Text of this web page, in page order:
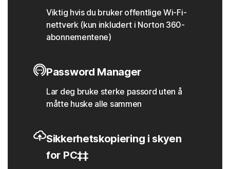
Viktig hvis du bruker offentlige Wi-Fi-
nettverk (kun inkludert i Norton 360-
abonnementene)
Password Manager
Lar deg bruke sterke passord uten å
måtte huske alle sammen
Sikkerhetskopiering i skyen
for PC‡‡